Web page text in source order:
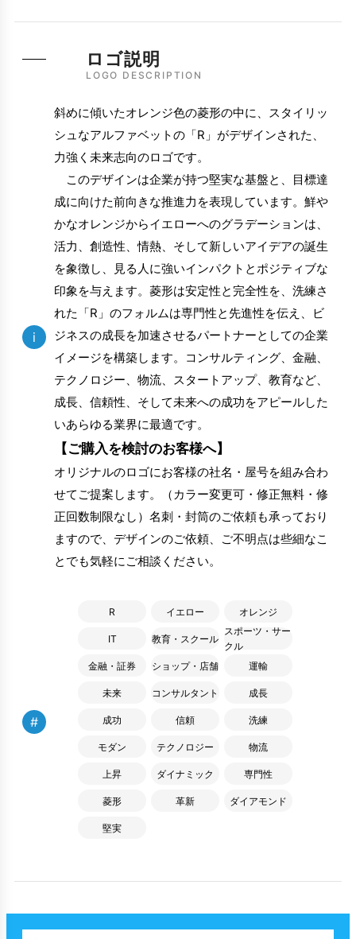
ロゴ説明
LOGO DESCRIPTION
i
斜めに傾いたオレンジ色の菱形の中に、スタイリッ
シュなアルファベットの「R」がデザインされた、
力強く未来志向のロゴです。
このデザインは企業が持つ堅実な基盤と、目標達
成に向けた前向きな推進力を表現しています。鮮や
かなオレンジからイエローへのグラデーションは、
活力、創造性、情熱、そして新しいアイデアの誕生
を象徴し、見る人に強いインパクトとポジティブな
印象を与えます。菱形は安定性と完全性を、洗練さ
れた「R」のフォルムは専門性と先進性を伝え、ビ
ジネスの成長を加速させるパートナーとしての企業
イメージを構築します。コンサルティング、金融、
テクノロジー、物流、スタートアップ、教育など、
成長、信頼性、そして未来への成功をアピールした
いあらゆる業界に最適です。
【ご購入を検討のお客様へ】
オリジナルのロゴにお客様の社名・屋号を組み合わ
せてご提案します。（カラー変更可・修正無料・修
正回数制限なし）名刺・封筒のご依頼も承っており
ますので、デザインのご依頼、ご不明点は些細なこ
とでも気軽にご相談ください。
#
R イエロー オレンジ
IT 教育・スクール
スポーツ・サー
クル
金融・証券
ショップ・店舗 運輸
未来 コンサルタント 成長
成功 信頼 洗練
モダン テクノロジー 物流
上昇 ダイナミック 専門性
菱形 革新 ダイアモンド
堅実